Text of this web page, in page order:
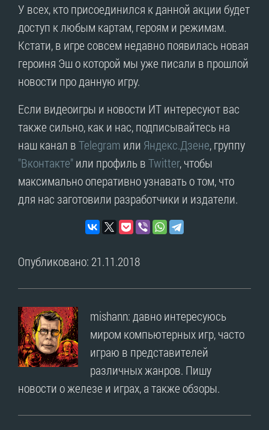
У всех, кто присоединился к данной акции будет
доступ к любым картам, героям и режимам.
Кстати, в игре совсем недавно появилась новая
героиня Эш о которой мы уже писали в прошлой
новости про данную игру.
Если видеоигры и новости ИТ интересуют вас
также сильно, как и нас, подписывайтесь на
наш канал вTelegram или Яндекс.Дзене, группу
"Вконтакте"или профиль вTwitter, чтобы
максимально оперативно узнавать о том, что
для нас заготовили разработчики и издатели.
Опубликовано: 21.11.2018
mishann: давно интересуюсь
миром компьютерных игр, часто
играю в представителей
различных жанров. Пишу
новости о железе и играх, а также обзоры.